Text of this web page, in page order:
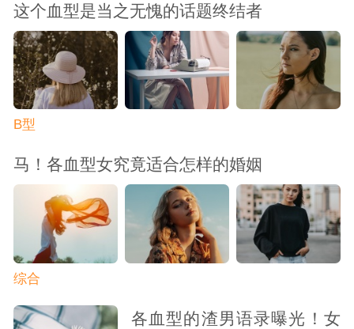
这个血型是当之无愧的话题终结者
B型
马！各血型女究竟适合怎样的婚姻
综合
各血型的渣男语录曝光！女